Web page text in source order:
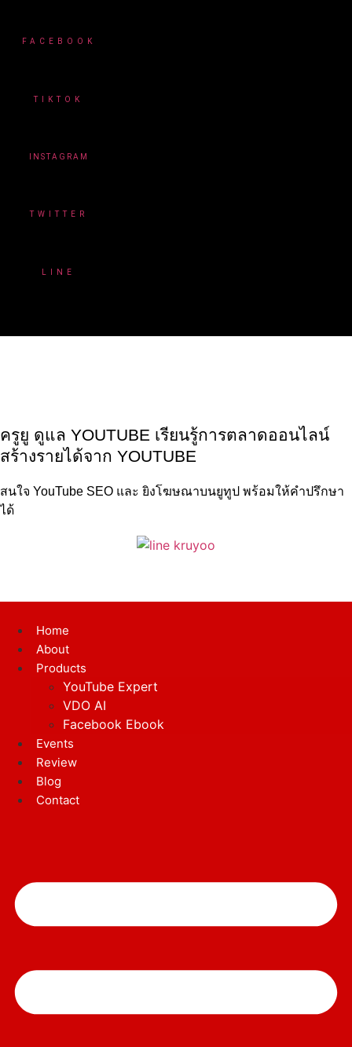
FACEBOOK
TIKTOK
INSTAGRAM
TWITTER
LINE
ครูยู ดูแล YOUTUBE เรียนรู้การตลาดออนไลน์
สร้างรายได้จาก YOUTUBE
สนใจ YouTube SEO และ ยิงโฆษณาบนยูทูป พร้อมให้คำปรึกษา
ได้
Home
About
Products
YouTube Expert
VDO AI
Facebook Ebook
Events
Review
Blog
Contact